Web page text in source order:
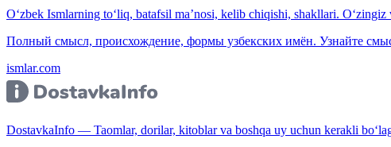
O‘zbek Ismlarning to‘liq, batafsil ma’nosi, kelib chiqishi, shakllari.
Полный смысл, происхождение, формы узбекских имён. Узнайте
ismlar.com
DostavkaInfo — Taomlar, dorilar, kitoblar va boshqa uy uchun kerakli